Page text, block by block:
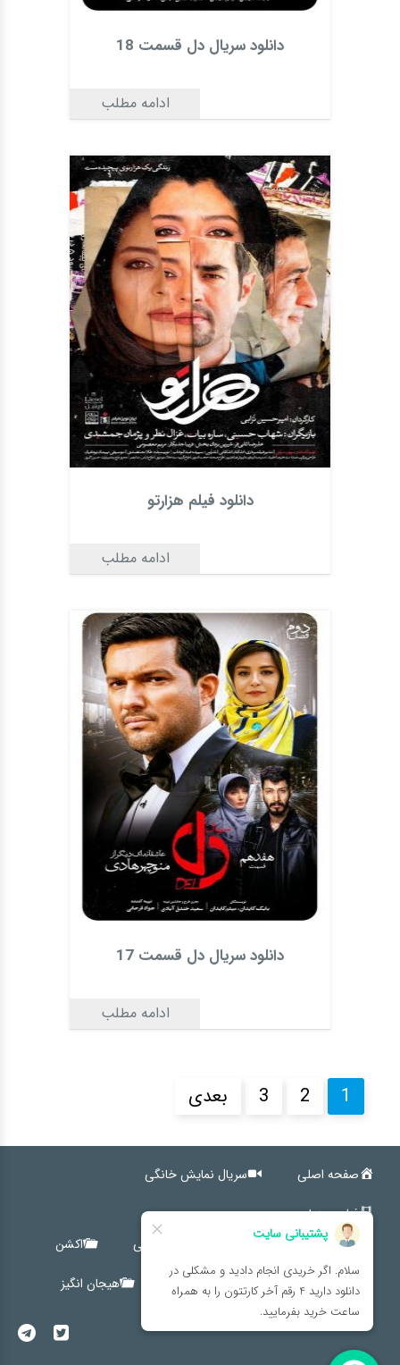
دانلود سریال دل قسمت 18
ادامه مطلب
دانلود فیلم هزارتو
ادامه مطلب
دانلود سریال دل قسمت 17
ادامه مطلب
1
2
3 بعدی
صفحه اصلی
سریال نمایش خانگی
فیلم سینمایی
کمدی
اجتماعی خانوادگی
اکشن
ترسناک
درام کوتاه هیجان انگیز